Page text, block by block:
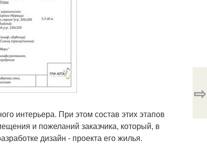
интерьера. При этом состав этих этапов
и пожеланий заказчика, который, в
дизайн - проекта его жилья.
⇨